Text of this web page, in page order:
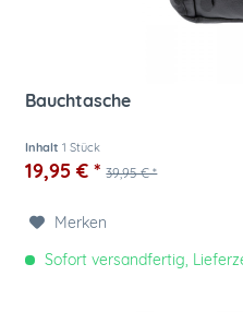
Bauchtasche
Inhalt1 Stück
19,95 € * 39,95 € *
Merken
Sofort versandfertig,